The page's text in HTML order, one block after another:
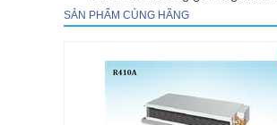
SẢN PHẨM CÙNG HÃNG